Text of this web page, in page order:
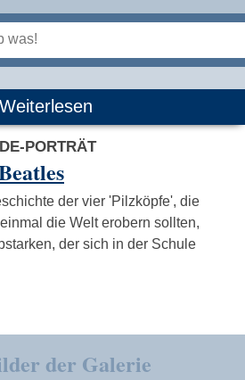
Weiterlesen
PORTRÄT
der vier 'Pilzköpfe', die
die Welt erobern sollten,
der sich in der Schule
der Galerie